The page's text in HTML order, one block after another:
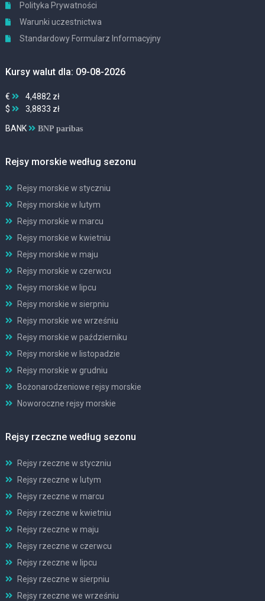
Polityka Prywatności
Warunki uczestnictwa
Standardowy Formularz Informacyjny
Kursy walut dla: 09-08-2026
€
4,4882 zł
$
3,8833 zł
BANK BNP paribas
Rejsy morskie według sezonu
Rejsy morskie w styczniu
Rejsy morskie w lutym
Rejsy morskie w marcu
Rejsy morskie w kwietniu
Rejsy morskie w maju
Rejsy morskie w czerwcu
Rejsy morskie w lipcu
Rejsy morskie w sierpniu
Rejsy morskie we wrześniu
Rejsy morskie w październiku
Rejsy morskie w listopadzie
Rejsy morskie w grudniu
Bożonarodzeniowe rejsy morskie
Noworoczne rejsy morskie
Rejsy rzeczne według sezonu
Rejsy rzeczne w styczniu
Rejsy rzeczne w lutym
Rejsy rzeczne w marcu
Rejsy rzeczne w kwietniu
Rejsy rzeczne w maju
Rejsy rzeczne w czerwcu
Rejsy rzeczne w lipcu
Rejsy rzeczne w sierpniu
Rejsy rzeczne we wrześniu